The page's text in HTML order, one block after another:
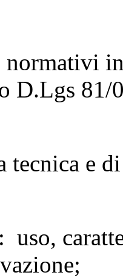
D.Lgs 81/
tecnica e
uso,